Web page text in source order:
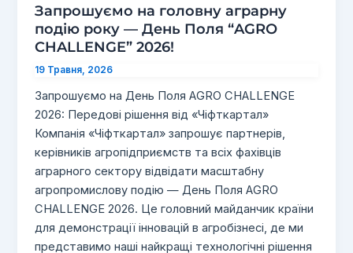
Запрошуємо на головну аграрну
подію року — День Поля “AGRO
CHALLENGE” 2026!
19 Травня, 2026
Запрошуємо на День Поля AGRO CHALLENGE
2026: Передові рішення від «Чіфткартал»
Компанія «Чіфткартал» запрошує партнерів,
керівників агропідприємств та всіх фахівців
аграрного сектору відвідати масштабну
агропромислову подію — День Поля AGRO
CHALLENGE 2026. Це головний майданчик країни
для демонстрації інновацій в агробізнесі, де ми
представимо наші найкращі технологічні рішення